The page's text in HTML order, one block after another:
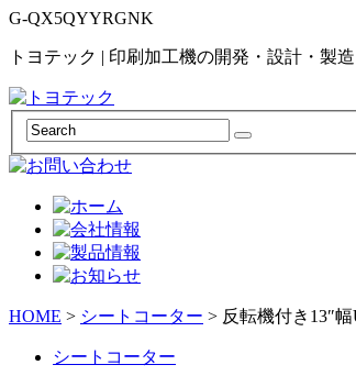
G-QX5QYYRGNK
トヨテック | 印刷加工機の開発・設計・製
HOME > シートコーター > 反転機付き13″
シートコーター